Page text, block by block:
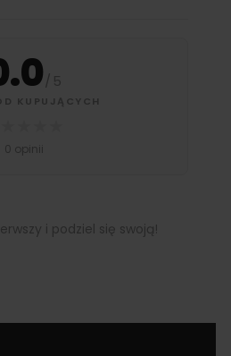
/ 5
KUPUJĄCYCH
0 opinii
i podziel się swoją!